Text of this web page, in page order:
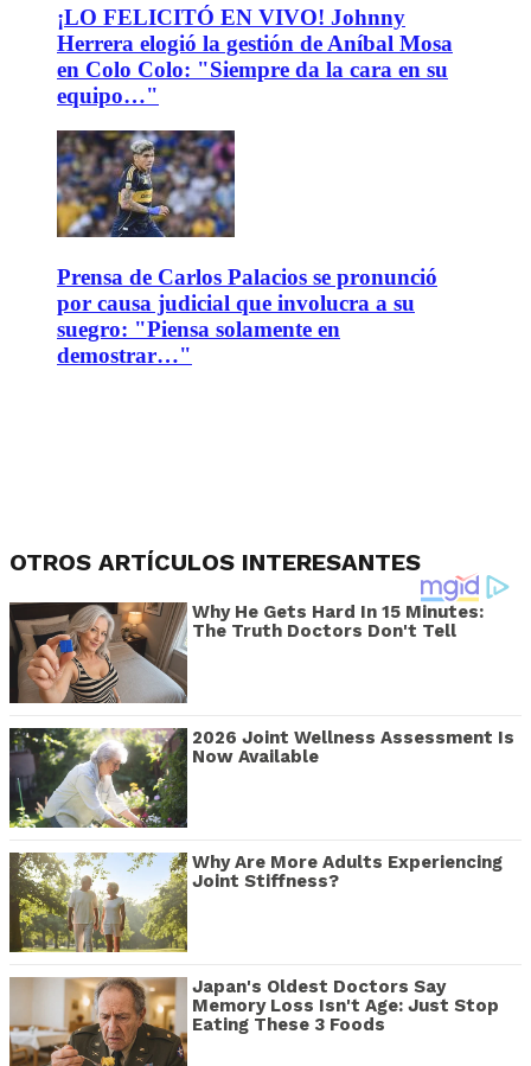
¡LO FELICITÓ EN VIVO! Johnny
Herrera elogió la gestión de Aníbal Mosa
en Colo Colo: "Siempre da la cara en su
equipo…"
Prensa de Carlos Palacios se pronunció
por causa judicial que involucra a su
suegro: "Piensa solamente en
demostrar…"
OTROS ARTÍCULOS INTERESANTES
Why He Gets Hard In 15 Minutes:
The Truth Doctors Don't Tell
2026 Joint Wellness Assessment Is
Now Available
Why Are More Adults Experiencing
Joint Stiffness?
Japan's Oldest Doctors Say
Memory Loss Isn't Age: Just Stop
Eating These 3 Foods